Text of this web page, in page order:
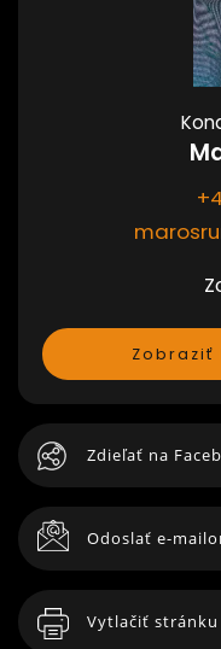
Zobraziť
Zdieľať na
Odoslať e-
Vytlačiť stránku